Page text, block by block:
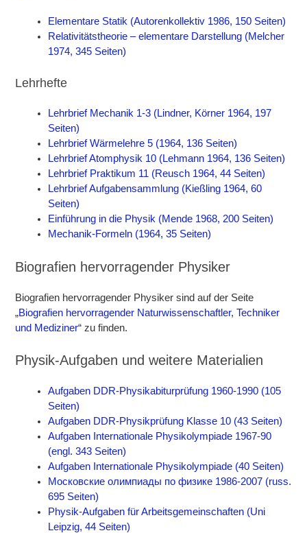
Elementare Statik (Autorenkollektiv 1986, 150 Seiten)
Relativitätstheorie – elementare Darstellung (Melcher
1974, 345 Seiten)
Lehrhefte
Lehrbrief Mechanik 1-3 (Lindner, Körner 1964, 197
Seiten)
Lehrbrief Wärmelehre 5 (1964, 136 Seiten)
Lehrbrief Atomphysik 10 (Lehmann 1964, 136 Seiten)
Lehrbrief Praktikum 11 (Reusch 1964, 44 Seiten)
Lehrbrief Aufgabensammlung (Kießling 1964, 60
Seiten)
Einführung in die Physik (Mende 1968, 200 Seiten)
Mechanik-Formeln (1964, 35 Seiten)
Biografien hervorragender Physiker
Biografien hervorragender Physiker sind auf der Seite
„Biografien hervorragender Naturwissenschaftler, Techniker
und Mediziner“ zu finden.
Physik-Aufgaben und weitere Materialien
Aufgaben DDR-Physikabiturprüfung 1960-1990 (105
Seiten)
Aufgaben DDR-Physikprüfung Klasse 10 (43 Seiten)
Aufgaben Internationale Physikolympiade 1967-90
(engl. 343 Seiten)
Aufgaben Internationale Physikolympiade (40 Seiten)
Московские олимпиады по физике 1986-2007 (russ.
695 Seiten)
Physik-Aufgaben für Arbeitsgemeinschaften (Uni
Leipzig, 44 Seiten)